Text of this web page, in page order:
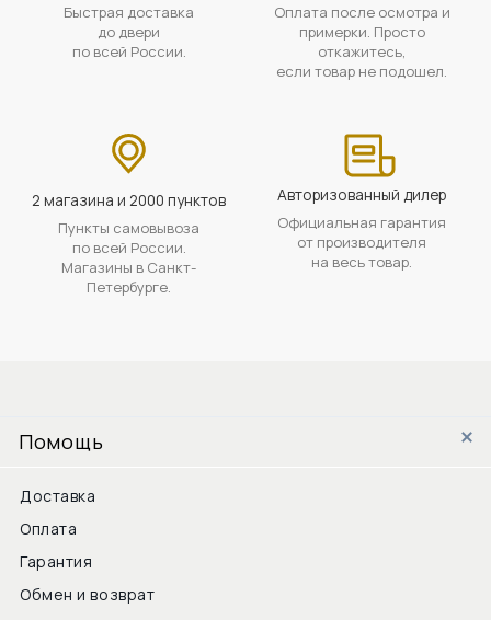
Быстрая доставка
до двери
по всей России.
Оплата после осмотра и
примерки. Просто
откажитесь,
если товар не подошел.
2 магазина и 2000 пунктов
Пункты самовывоза
по всей России.
Магазины в Санкт-
Петербурге.
Авторизованный дилер
Официальная гарантия
от производителя
на весь товар.
Помощь
Доставка
Оплата
Гарантия
Обмен и возврат